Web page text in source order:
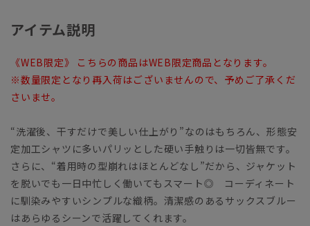
アイテム説明
《WEB限定》 こちらの商品はWEB限定商品となります。
※数量限定となり再入荷はございませんので、予めご了承くだ
さいませ。
“洗濯後、干すだけで美しい仕上がり”なのはもちろん、形態安
定加工シャツに多いパリッとした硬い手触りは一切皆無です。
さらに、“着用時の型崩れはほとんどなし”だから、ジャケット
を脱いでも一日中忙しく働いてもスマート◎ コーディネート
に馴染みやすいシンプルな織柄。清潔感のあるサックスブルー
はあらゆるシーンで活躍してくれます。